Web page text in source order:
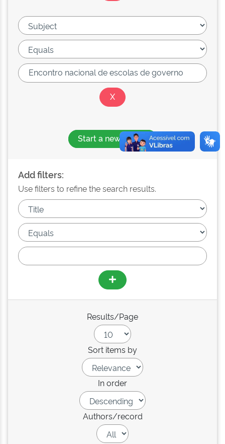
Start a new search
Add filters:
Use filters to refine the search results.
Results/Page
Sort items by
In order
Authors/record